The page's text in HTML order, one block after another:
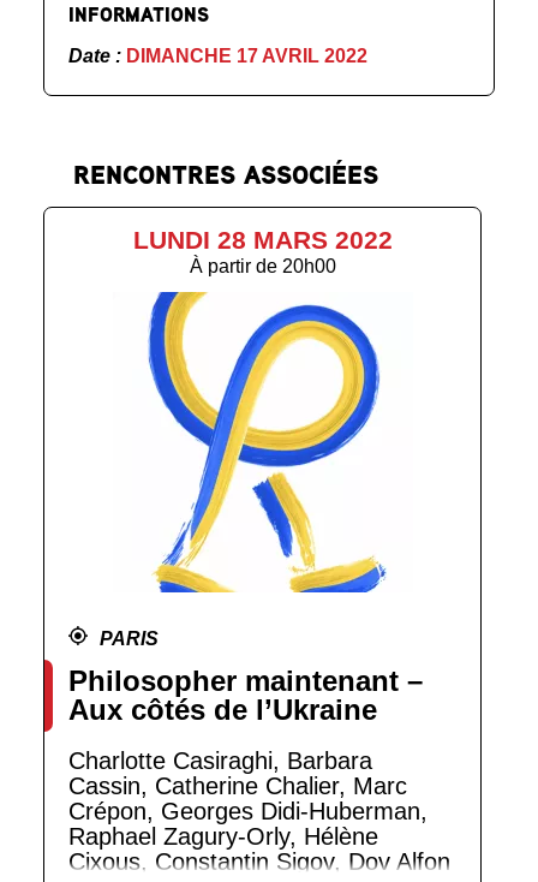
INFORMATIONS
Date : DIMANCHE 17 AVRIL 2022
RENCONTRES ASSOCIÉES
LUNDI 28 MARS 2022
À partir de 20h00
PARIS
Philosopher maintenant –
Aux côtés de l’Ukraine
Charlotte Casiraghi, Barbara
Cassin, Catherine Chalier, Marc
Crépon, Georges Didi-Huberman,
Raphael Zagury-Orly, Hélène
Cixous, Constantin Sigov, Dov Alfon